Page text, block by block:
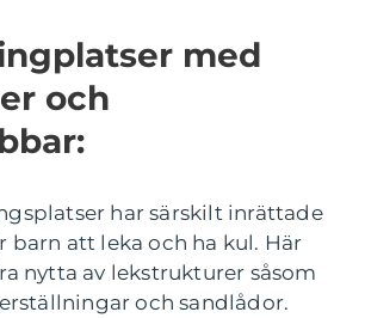
med
och
har särskilt inrättade
barn att leka och ha kul. Här
nytta av lekstrukturer såsom
och sandlådor.